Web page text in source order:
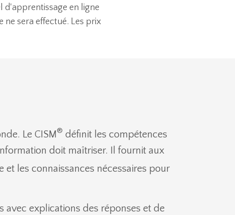
d'apprentissage en ligne
sera effectué. Les prix
Le CISM® définit les compétences
doit maîtriser. Il fournit aux
et les connaissances nécessaires pour
avec explications des réponses et de